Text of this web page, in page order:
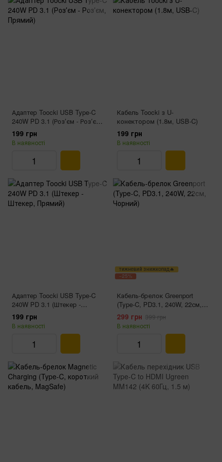
Адаптер Toocki USB Type‑C
240W PD 3.1 (Розʼєм - Розʼєм,
Прямий)
199 грн
В наявності
Кабель Toocki з U-
конектором (1.8м, USB-C)
199 грн
В наявності
Адаптер Toocki USB Type‑C
240W PD 3.1 (Штекер -
Штекер, Прямий)
199 грн
В наявності
тижневий знижкопад🔥
−25%
Кабель-брелок Greenport
(Type-C, PD3.1, 240W, 22см,
Чорний)
299 грн 399 грн
В наявності